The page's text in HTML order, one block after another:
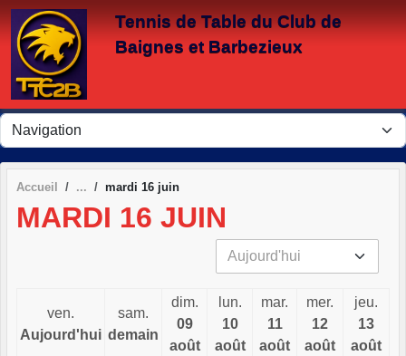
Tennis de Table du Club de
Baignes et Barbezieux
Accueil mardi 16 juin
MARDI 16 JUIN
ven.
Aujourd'hui
sam.
demain
dim.
09
août
lun.
10
août
mar.
11
août
mer.
12
août
jeu.
13
août
Panneau de gestion des cookies